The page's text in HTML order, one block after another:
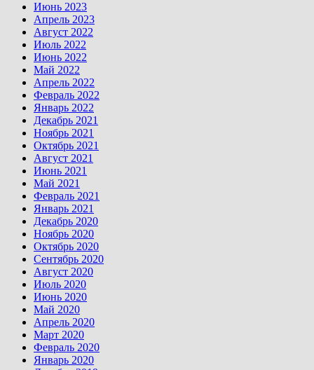
Июнь 2023
Апрель 2023
Август 2022
Июль 2022
Июнь 2022
Май 2022
Апрель 2022
Февраль 2022
Январь 2022
Декабрь 2021
Ноябрь 2021
Октябрь 2021
Август 2021
Июнь 2021
Май 2021
Февраль 2021
Январь 2021
Декабрь 2020
Ноябрь 2020
Октябрь 2020
Сентябрь 2020
Август 2020
Июль 2020
Июнь 2020
Май 2020
Апрель 2020
Март 2020
Февраль 2020
Январь 2020